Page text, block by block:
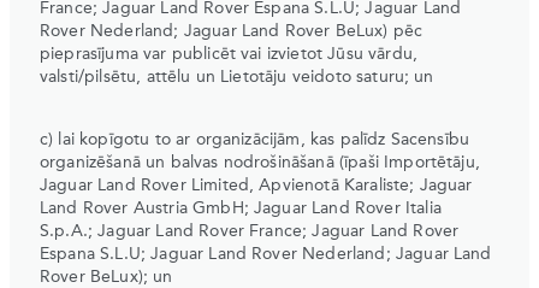
France; Jaguar Land Rover Espana S.L.U; Jaguar Land
Rover Nederland; Jaguar Land Rover BeLux) pēc
pieprasījuma var publicēt vai izvietot Jūsu vārdu,
valsti/pilsētu, attēlu un Lietotāju veidoto saturu; un
c) lai kopīgotu to ar organizācijām, kas palīdz Sacensību
organizēšanā un balvas nodrošināšanā (īpaši Importētāju,
Jaguar Land Rover Limited, Apvienotā Karaliste; Jaguar
Land Rover Austria GmbH; Jaguar Land Rover Italia
S.p.A.; Jaguar Land Rover France; Jaguar Land Rover
Espana S.L.U; Jaguar Land Rover Nederland; Jaguar Land
Rover BeLux); un